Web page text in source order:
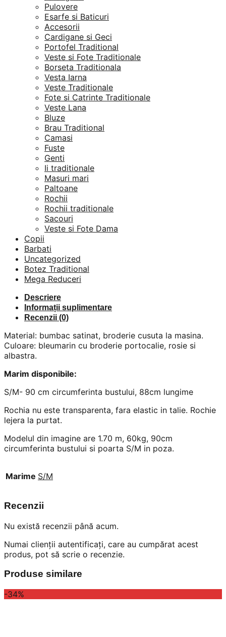
Pulovere
Esarfe si Baticuri
Accesorii
Cardigane si Geci
Portofel Traditional
Veste si Fote Traditionale
Borseta Traditionala
Vesta Iarna
Veste Traditionale
Fote si Catrinte Traditionale
Veste Lana
Bluze
Brau Traditional
Camasi
Fuste
Genti
Ii traditionale
Masuri mari
Paltoane
Rochii
Rochii traditionale
Sacouri
Veste si Fote Dama
Copii
Barbati
Uncategorized
Botez Traditional
Mega Reduceri
Descriere
Informații suplimentare
Recenzii (0)
Material: bumbac satinat, broderie cusuta la masina.
Culoare: bleumarin cu broderie portocalie, rosie si
albastra.
Marim disponibile:
S/M- 90 cm circumferinta bustului, 88cm lungime
Rochia nu este transparenta, fara elastic in talie. Rochie
lejera la purtat.
Modelul din imagine are 1.70 m, 60kg, 90cm
circumferinta bustului si poarta S/M in poza.
Marime S/M
Recenzii
Nu există recenzii până acum.
Numai clienții autentificați, care au cumpărat acest
produs, pot să scrie o recenzie.
Produse similare
-34%